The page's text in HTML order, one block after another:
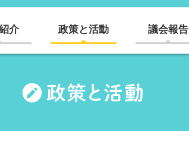
介 政策と活動 議会報告